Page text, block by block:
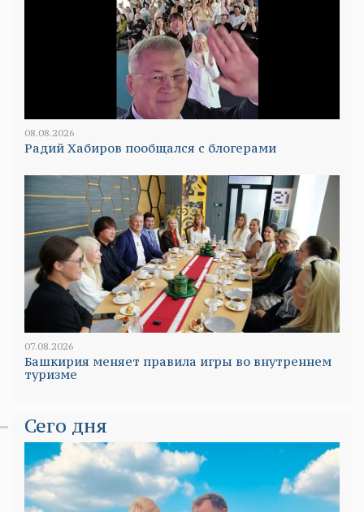
08.08.2026
Радий Хабиров пообщался с блогерами
07.08.2026
Башкирия меняет правила игры во внутреннем
туризме
Сего дня